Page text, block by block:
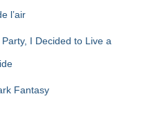
l’air
I Decided to Live a
Fantasy